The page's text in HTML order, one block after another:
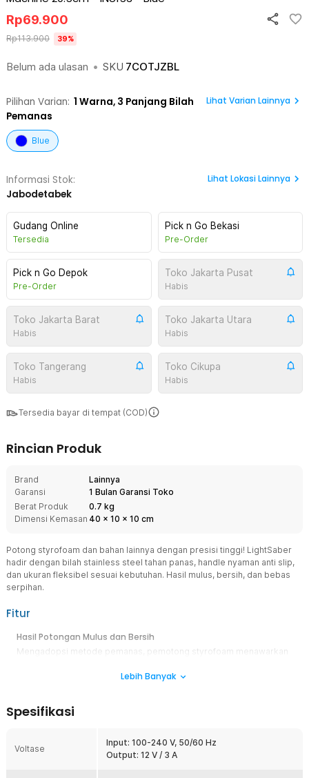
Belum ada ulasan • SKU 7COTJZBL
Rp69.900
Rp113.900 39%
Pilihan Varian: 1 Warna, 3 Panjang Bilah
Pemanas
Lihat Varian Lainnya
Blue
Informasi Stok:
Jabodetabek
Lihat Lokasi Lainnya
Gudang Online
Tersedia
Pick n Go Bekasi
Pre-Order
Pick n Go Depok
Pre-Order
Toko Jakarta Pusat
Habis
Toko Jakarta Barat
Habis
Toko Jakarta Utara
Habis
Toko Tangerang
Habis
Toko Cikupa
Habis
Tersedia bayar di tempat (COD)
Rincian Produk
Brand
Lainnya
Garansi
1 Bulan Garansi Toko
Berat Produk
0.7 kg
Dimensi Kemasan 40 x 10 x 10 cm
Potong styrofoam dan bahan lainnya dengan presisi tinggi! LightSaber
hadir dengan bilah stainless steel tahan panas, handle nyaman anti slip,
dan ukuran fleksibel sesuai kebutuhan. Hasil mulus, bersih, dan bebas
serpihan.
Fitur
Hasil Potongan Mulus dan Bersih
Mengadopsi metode pemanas, pemotong styrofoam menawarkan
tanpa melakukan gerakan berlebih seperti saat menggunakan
Panjang Sesuai Kebutuhan
memengaruhi proses pemotongan. Itu sebabnya LightSaber
menghadirkan berbagai ukuran bilah pemanas yang bisa Anda
Lebih Banyak
Spesifikasi
Voltase
Input: 100-240 V, 50/60 Hz
Output: 12 V / 3 A